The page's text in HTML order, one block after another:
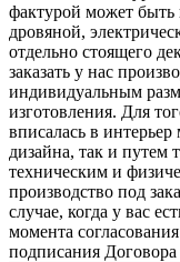
фактурой может быть
дровяной,
отдельно стоящего
заказать у нас
индивидуальным
изготовления. Для
вписалась в интерьер
дизайна, так и путем
техническим и
производство под
случае, когда у вас
момента
подписания